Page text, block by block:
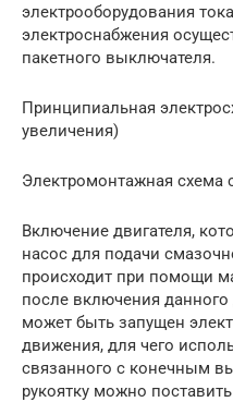
электрооборудования
электроснабжения
пакетного выключателя.
Принципиальная
увеличения)
Электромонтажная схема
Включение двигателя,
насос для подачи
происходит при помощи
после включения данного
может быть запущен
движения, для чего
связанного с конечным
рукоятку можно